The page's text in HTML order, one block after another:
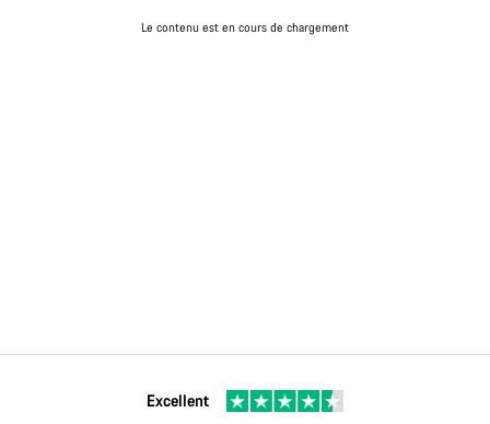
Le contenu est en cours de chargement
Excellent